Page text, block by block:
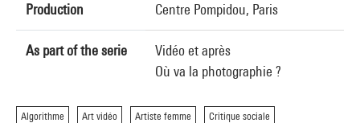
Production Centre Pompidou, Paris
As part of the serie
Vidéo et après
Où va la photographie ?
Algorithme Art vidéo Artiste femme Critique sociale